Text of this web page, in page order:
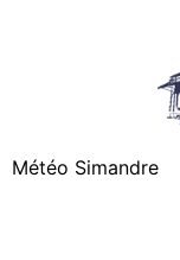
Météo Simandre